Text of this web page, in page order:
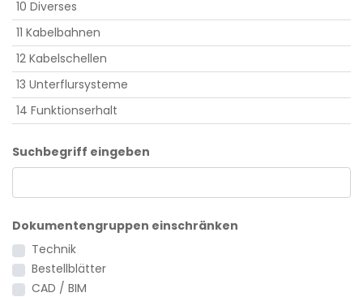
10 Diverses
11 Kabelbahnen
12 Kabelschellen
13 Unterflursysteme
14 Funktionserhalt
Suchbegriff eingeben
Dokumentengruppen einschränken
Technik
Bestellblätter
CAD / BIM